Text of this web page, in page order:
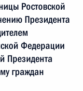
Ростовской
Президента
Федерации
Президента
граждан